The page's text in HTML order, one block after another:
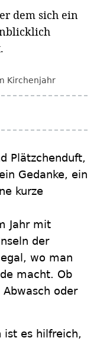
dem sich ein
Kirchenjahr
Plätzchenduft,
Gedanke, ein
kurze
Jahr mit
der
wo man
macht. Ob
oder
ist es hilfreich,